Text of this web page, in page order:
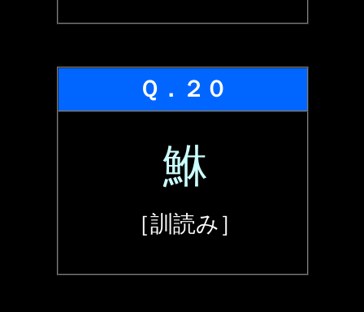
Ｑ．２０
鮴
［訓読み］